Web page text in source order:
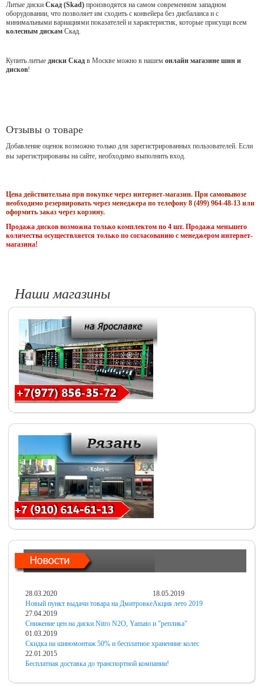
Литые диски Скад (Skad) производятся на самом современном западном
оборудовании, что позволяет им сходить с конвейера без дисбаланса и с
минимальными вариациями показателей и характеристик, которые присущи всем
колесным дискам Скад.
Купить литые диски Скад в Москве можно в нашем онлайн магазине шин и
дисков!
Отзывы о товаре
Добавление оценок возможно только для зарегистрированных пользователей. Если
вы зарегистрированы на сайте, необходимо выполнить вход.
Цена действительна при покупке через интернет-магазин. При самовывозе
необходимо резервировать через менеджера по телефону 8 (499) 964-48-13 или
оформить заказ через корзину.
Продажа дисков возможна только комплектом по 4 шт. Продажа меньшего
количества осуществляется только по согласованию с менеджером интернет-
магазина!
Наши магазины
28.03.2020
Новый пункт выдачи товара на Дмитровке
18.05.2019
Акция лето 2019
27.04.2019
Снижение цен на диски Nitro N2O, Yamato и "реплика"
01.03.2019
Скидка на шиномонтаж 50% и бесплатное хранениие колес
22.01.2015
Бесплатная доставка до транспортной компании!